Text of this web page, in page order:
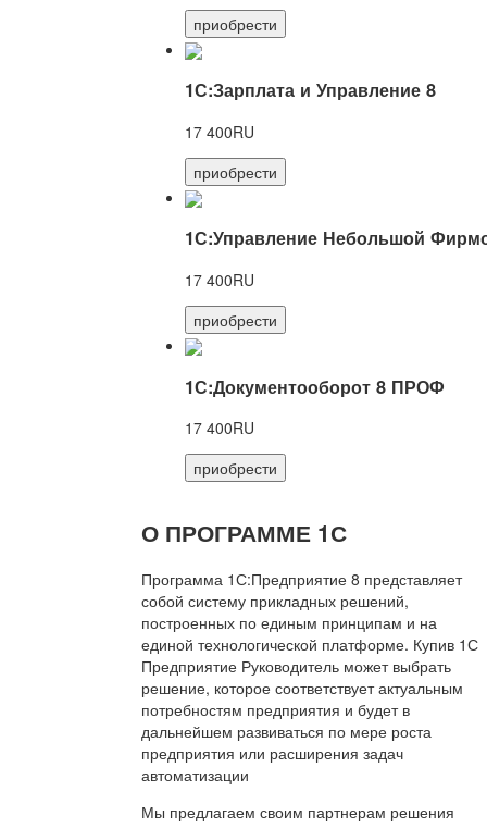
приобрести
1С:Зарплата и Управление 8
17 400RU
приобрести
1С:Управление Небольшой
17 400RU
приобрести
1С:Документооборот 8 ПРОФ
17 400RU
приобрести
О ПРОГРАММЕ 1С
Программа 1С:Предприятие 8 представляет
собой систему прикладных решений,
построенных по единым принципам и на
единой технологической платформе. Купив 1С
Предприятие Руководитель может выбрать
решение, которое соответствует актуальным
потребностям предприятия и будет в
дальнейшем развиваться по мере роста
предприятия или расширения задач
автоматизации
Мы предлагаем своим партнерам решения